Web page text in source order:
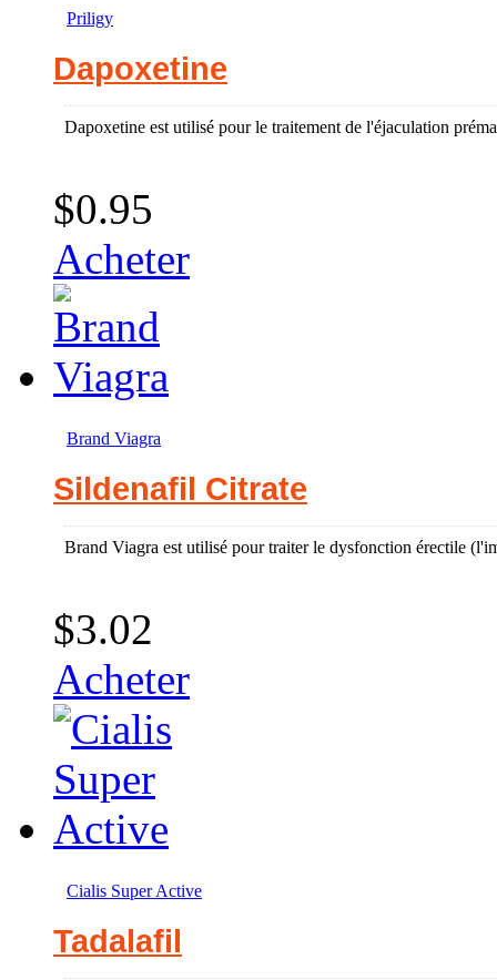
Priligy
Dapoxetine
Dapoxetine est utilisé pour le traitement de l'éjaculation
$0.95
Acheter
Brand Viagra
Sildenafil Citrate
Brand Viagra est utilisé pour traiter le dysfonction érectile
$3.02
Acheter
Cialis Super Active
Tadalafil